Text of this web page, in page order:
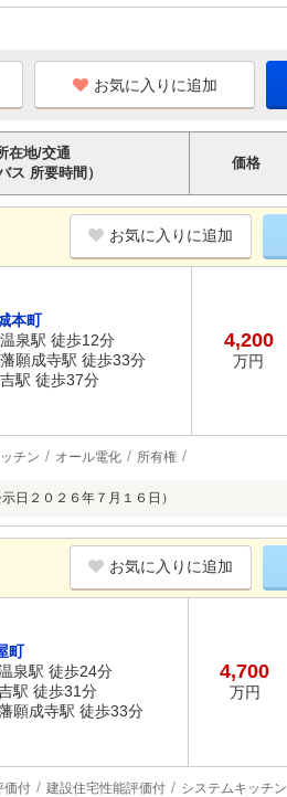
お気に入りに追加
在地/交通
ス 所要時間）
価格
お気に入りに追加
本町
泉駅 徒歩12分
願成寺駅 徒歩33分
駅 徒歩37分
4,200
万円
チン オール電化 所有権
日２０２６年７月１６日）
お気に入りに追加
町
泉駅 徒歩24分
駅 徒歩31分
願成寺駅 徒歩33分
4,700
万円
価付 建設住宅性能評価付 システムキッチン